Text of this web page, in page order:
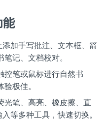
能
加手写批注、文本框、箭
记、文档校对。
控笔或鼠标进行自然书
极佳。
光笔、高亮、橡皮擦、直
等多种工具，快速切换。